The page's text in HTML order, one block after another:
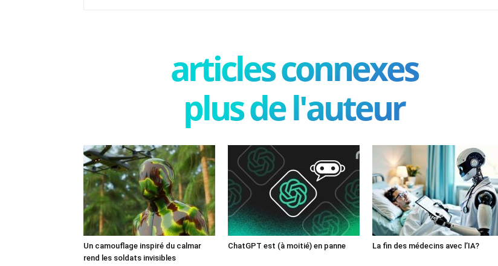
articles connexes
plus de l'auteur
Un camouflage inspiré du calmar
rend les soldats invisibles
ChatGPT est (à moitié) en panne La fin des médecins avec l’IA?